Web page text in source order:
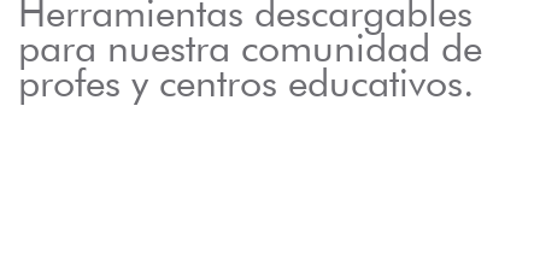
Herramientas descargables
para nuestra comunidad de
profes y centros educativos.